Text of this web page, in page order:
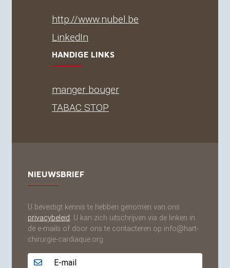
http://www.nubel.be
LinkedIn
HANDIGE LINKS
manger bouger
TABAC STOP
NIEUWSBRIEF
U bevestigt kennis te hebben genomen van ons
privacybeleid. U kan zich uitschrijven via de linken in
de e-mails of door ons te contacteren op info@hart-
chirurgie-cardiaque.org
Adresse email...